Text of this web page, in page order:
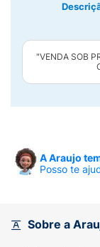
"VENDA SOB
A Araujo
Posso te
Sobre a